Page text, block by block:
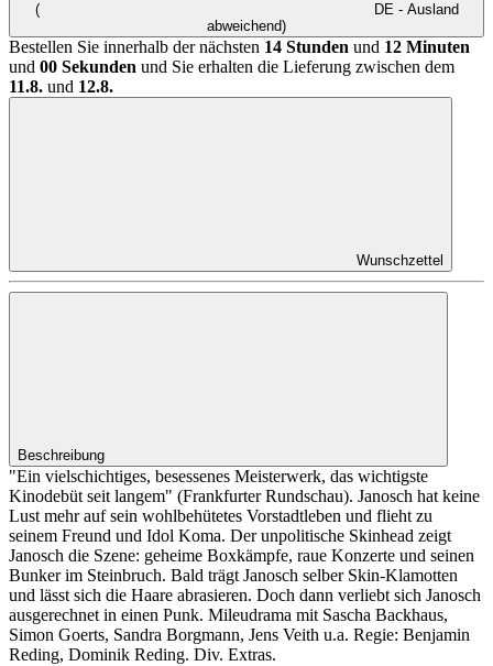
(
DE - Ausland
abweichend)
Bestellen Sie innerhalb der nächsten 14 Stunden und 12 Minuten
und 00 Sekunden und Sie erhalten die Lieferung zwischen dem
11.8. und 12.8.
Wunschzettel
Beschreibung
"Ein vielschichtiges, besessenes Meisterwerk, das wichtigste
Kinodebüt seit langem" (Frankfurter Rundschau). Janosch hat keine
Lust mehr auf sein wohlbehütetes Vorstadtleben und flieht zu
seinem Freund und Idol Koma. Der unpolitische Skinhead zeigt
Janosch die Szene: geheime Boxkämpfe, raue Konzerte und seinen
Bunker im Steinbruch. Bald trägt Janosch selber Skin-Klamotten
und lässt sich die Haare abrasieren. Doch dann verliebt sich Janosch
ausgerechnet in einen Punk. Mileudrama mit Sascha Backhaus,
Simon Goerts, Sandra Borgmann, Jens Veith u.a. Regie: Benjamin
Reding, Dominik Reding. Div. Extras.